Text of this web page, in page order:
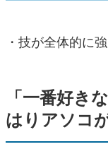
・技が全体的に
「一番好き
はりアソコ